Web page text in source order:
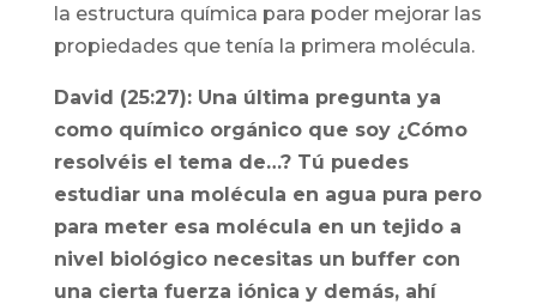
la estructura química para poder mejorar las
propiedades que tenía la primera molécula.
David (25:27): Una última pregunta ya
como químico orgánico que soy ¿Cómo
resolvéis el tema de…? Tú puedes
estudiar una molécula en agua pura pero
para meter esa molécula en un tejido a
nivel biológico necesitas un buffer con
una cierta fuerza iónica y demás, ahí